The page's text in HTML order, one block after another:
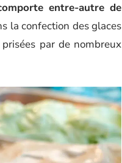
entre-autre de
la confection des glaces
par de nombreux